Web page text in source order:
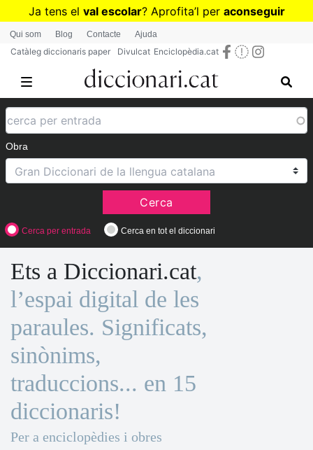
Vés
contingut
Ja tens el val escolar? Aprofita’l per aconseguir
diccionaris per a Primària o Secundària
Qui som Blog Contacte Ajuda
Catàleg diccionaris paper Divulcat Enciclopèdia.cat
Obra
Cerca
Cerca per entrada Cerca en tot el diccionari
Ets a Diccionari.cat,
l’espai digital de les
paraules. Significats,
sinònims,
traduccions... en 15
diccionaris!
Per a enciclopèdies i obres